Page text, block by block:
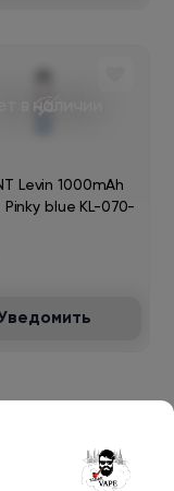
в наличии
Levin 1000mAh
Pinky blue KL-070-